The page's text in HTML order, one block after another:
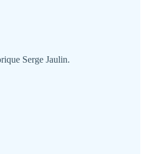
Serge Jaulin.